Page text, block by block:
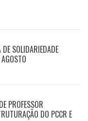
SOLIDARIEDADE
PROFESSOR
DO PCCR E